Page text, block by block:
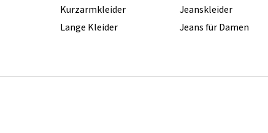
Kurzarmkleider
Lange Kleider
Jeanskleider
Jeans für Damen